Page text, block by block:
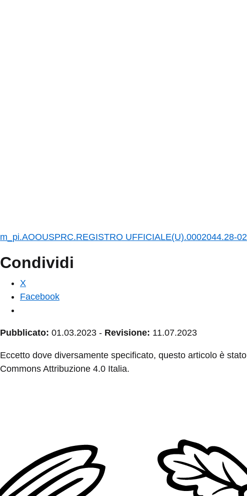
m_pi.AOOUSPRC.REGISTRO UFFICIALE(U).0002044.28-
Condividi
X
Facebook
Pubblicato: 01.03.2023 - Revisione: 11.07.2023
Eccetto dove diversamente specificato, questo articolo è
Commons Attribuzione 4.0 Italia.